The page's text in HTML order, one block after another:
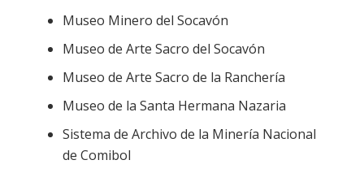
Museo Minero del Socavón
Museo de Arte Sacro del Socavón
Museo de Arte Sacro de la Ranchería
Museo de la Santa Hermana Nazaria
Sistema de Archivo de la Minería Nacional
de Comibol